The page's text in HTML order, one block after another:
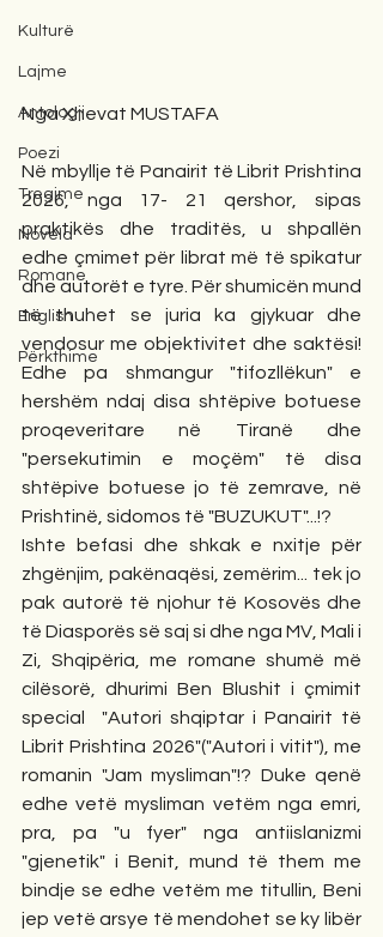
Kulturë
Lajme
Antologji
Poezi
Tregime
Novela
Romane
English
Përkthime
Nga Xhevat MUSTAFA
Në mbyllje të Panairit të Librit Prishtina
2026, nga 17- 21 qershor, sipas
praktikës dhe traditës, u shpallën
edhe çmimet për librat më të spikatur
dhe autorët e tyre. Për shumicën mund
të thuhet se juria ka gjykuar dhe
vendosur me objektivitet dhe saktësi!
Edhe pa shmangur "tifozllëkun" e
hershëm ndaj disa shtëpive botuese
proqeveritare në Tiranë dhe
"persekutimin e moçëm" të disa
shtëpive botuese jo të zemrave, në
Prishtinë, sidomos të "BUZUKUT"...!?
Ishte befasi dhe shkak e nxitje për
zhgënjim, pakënaqësi, zemërim... tek jo
pak autorë të njohur të Kosovës dhe
të Diasporës së saj si dhe nga MV, Mali i
Zi, Shqipëria, me romane shumë më
cilësorë, dhurimi Ben Blushit i çmimit
special  "Autori shqiptar i Panairit të
Librit Prishtina 2026"("Autori i vitit"), me
romanin "Jam mysliman"!? Duke qenë
edhe vetë mysliman vetëm nga emri,
pra, pa "u fyer" nga antiislanizmi
"gjenetik" i Benit, mund të them me
bindje se edhe vetëm me titullin, Beni
jep vetë arsye të mendohet se ky libër